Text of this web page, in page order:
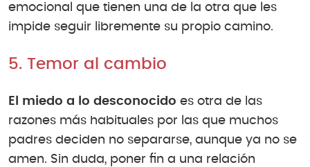
emocional que tienen una de la otra que les
impide seguir libremente su propio camino.
5. Temor al cambio
El miedo a lo desconocido es otra de las
razones más habituales por las que muchos
padres deciden no separarse, aunque ya no se
amen. Sin duda, poner fin a una relación